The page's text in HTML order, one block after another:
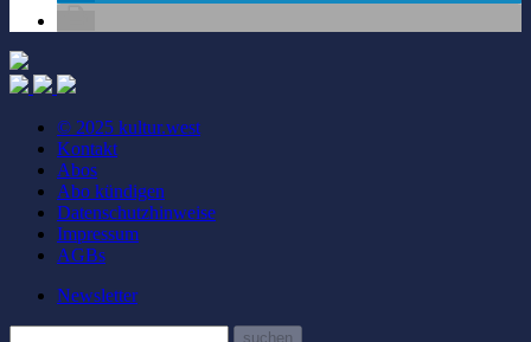
© 2025 kultur.west
Kontakt
Abos
Abo kündigen
Datenschutzhinweise
Impressum
AGBs
Newsletter